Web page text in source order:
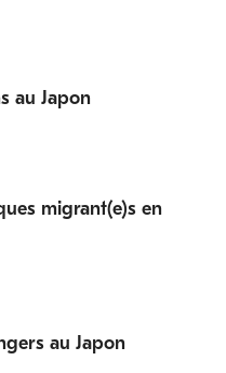
au Japon
migrant(e)s en
au Japon